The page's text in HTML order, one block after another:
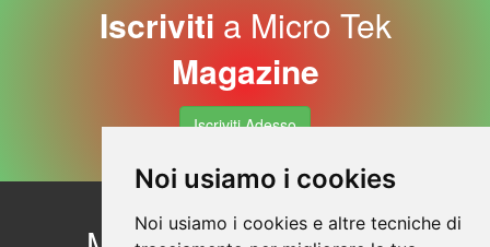
Noi usiamo i cookies
Noi usiamo i cookies e altre tecniche di
Iscriviti a Micro Tek
Magazine
Iscriviti Adesso
Contattaci